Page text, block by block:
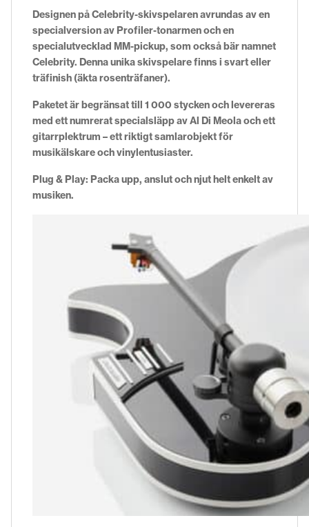
Designen på Celebrity-skivspelaren avrundas av en
specialversion av Profiler-tonarmen och en
specialutvecklad MM-pickup, som också bär namnet
Celebrity. Denna unika skivspelare finns i svart eller
träfinish (äkta rosenträfaner).
Paketet är begränsat till 1 000 stycken och levereras
med ett numrerat specialsläpp av Al Di Meola och ett
gitarrplektrum – ett riktigt samlarobjekt för
musikälskare och vinylentusiaster.
Plug & Play: Packa upp, anslut och njut helt enkelt av
musiken.